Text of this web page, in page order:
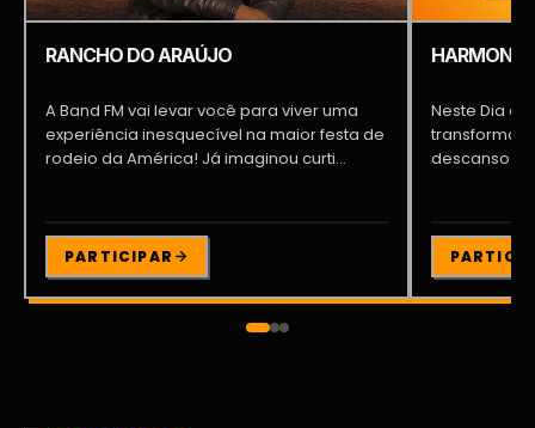
RANCHO DO ARAÚJO
A Band FM vai levar você para viver uma
experiência inesquecível na maior festa de
rodeio da América! Já imaginou curti...
PARTICIPAR
Neste Dia
transformar
descanso